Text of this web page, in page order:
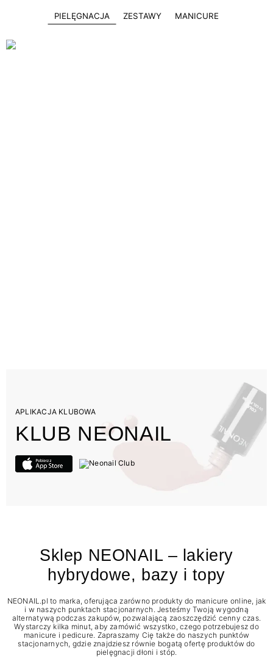
PIELĘGNACJA ZESTAWY MANICURE
APLIKACJA KLUBOWA
KLUB NEONAIL
Sklep NEONAIL – lakiery
hybrydowe, bazy i topy
NEONAIL.pl to marka, oferująca zarówno produkty do manicure online, jak
i w naszych punktach stacjonarnych. Jesteśmy Twoją wygodną
alternatywą podczas zakupów, pozwalającą zaoszczędzić cenny czas.
Wystarczy kilka minut, aby zamówić wszystko, czego potrzebujesz do
manicure i pedicure. Zapraszamy Cię także do naszych punktów
stacjonarnych, gdzie znajdziesz równie bogatą ofertę produktów do
pielęgnacji dłoni i stóp.